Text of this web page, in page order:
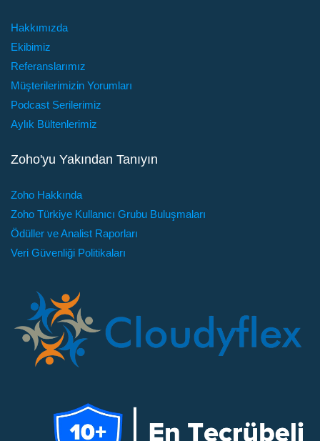
Hakkımızda
Ekibimiz
Referanslarımız
Müşterilerimizin Yorumları
Podcast Serilerimiz
Aylık Bültenlerimiz
Zoho'yu Yakından Tanıyın
Zoho Hakkında
Zoho Türkiye Kullanıcı Grubu Buluşmaları
Ödüller ve Analist Raporları
Veri Güvenliği Politikaları